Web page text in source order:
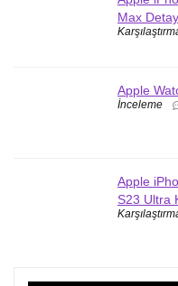
Max
Apple
İnceleme
Apple
S23 Ultra